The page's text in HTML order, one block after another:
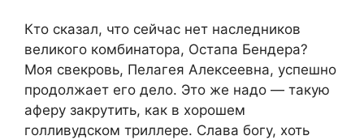
Кто сказал, что сейчас нет наследников
великого комбинатора, Остапа Бендера?
Моя свекровь, Пелагея Алексеевна, успешно
продолжает его дело. Это же надо — такую
аферу закрутить, как в хорошем
голливудском триллере. Слава богу, хоть